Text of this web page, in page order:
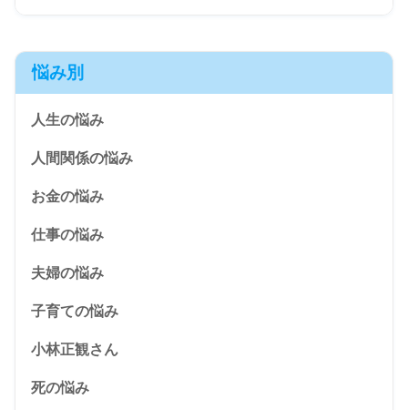
悩み別
人生の悩み
人間関係の悩み
お金の悩み
仕事の悩み
夫婦の悩み
子育ての悩み
小林正観さん
死の悩み